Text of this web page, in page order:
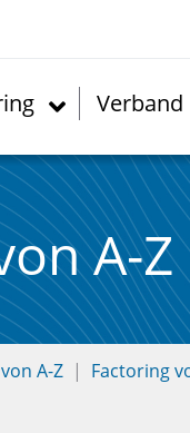
Verband
A-Z
A-Z Factoring